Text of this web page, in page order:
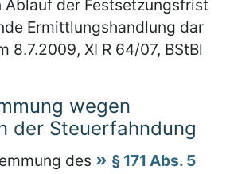
Ablauf der Festsetzungsfrist
Ermittlungshandlung dar
8.7.2009, XI R 64/07, BStBl
wegen
der Steuerfahndung
des § 171 Abs. 5